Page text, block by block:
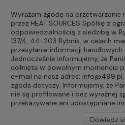
Wyrażam zgodę na
przez HEAT SOURCES Spółkę z
odpowiedzialnością z siedzibą w
137/4, 44-203 Rybnik, w celach
przesyłanie informacji
Jednocześnie informujemy, że
cofnięta w dowolnym momencie
e-mail na nasz adres: info@499.pl
zgoda dotyczy. Informujemy, że
nie są profilowane i bez wyraźnej
przekazywane ani udostępniane
Dowiedz